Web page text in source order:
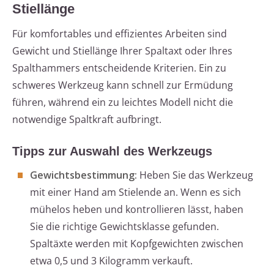
Stiellänge
Für komfortables und effizientes Arbeiten sind
Gewicht und Stiellänge Ihrer Spaltaxt oder Ihres
Spalthammers entscheidende Kriterien. Ein zu
schweres Werkzeug kann schnell zur Ermüdung
führen, während ein zu leichtes Modell nicht die
notwendige Spaltkraft aufbringt.
Tipps zur Auswahl des Werkzeugs
Gewichtsbestimmung: Heben Sie das Werkzeug
mit einer Hand am Stielende an. Wenn es sich
mühelos heben und kontrollieren lässt, haben
Sie die richtige Gewichtsklasse gefunden.
Spaltäxte werden mit Kopfgewichten zwischen
etwa 0,5 und 3 Kilogramm verkauft.